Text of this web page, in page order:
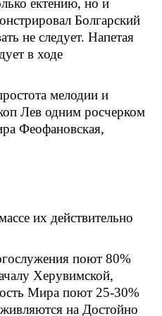
ектению, но и
Болгарский
не следует. Напетая
в ходе
мелодии и
Лев одним росчерком
Феофановская,
их действительно
поют 80%
Херувимской,
Мира поют 25-30%
на Достойно